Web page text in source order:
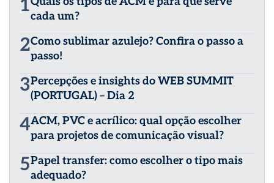
1cada um?
2Como sublimar azulejo? Confira o passo a
passo!
3Percepções e insights do WEB SUMMIT
(PORTUGAL) – Dia 2
4ACM, PVC e acrílico: qual opção escolher
para projetos de comunicação visual?
5Papel transfer: como escolher o tipo mais
adequado?